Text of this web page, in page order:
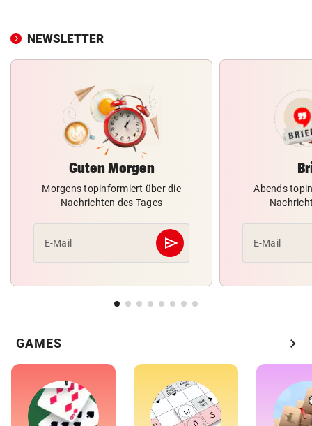
NEWSLETTER
Guten Morgen
Morgens topinformiert über die
Nachrichten des Tages
E-Mail send
Abschicken
Abends
E-Mail
GAMES chevron_right